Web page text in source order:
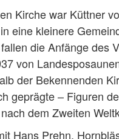
Kirche war Küttner
eine kleinere
die Anfänge des
von
der Bekennenden
geprägte – Figuren
dem Zweiten
Hans Prehn,